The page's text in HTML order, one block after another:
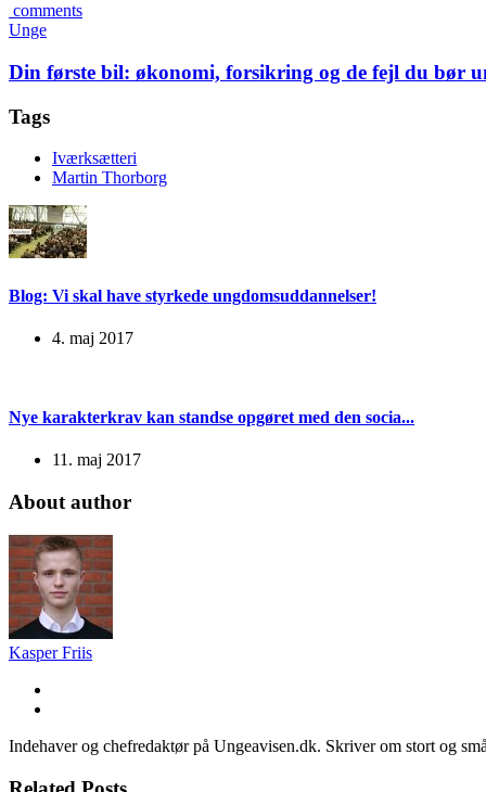
comments
Unge
Din første bil: økonomi, forsikring og de fejl du bør
Tags
Iværksætteri
Martin Thorborg
Blog: Vi skal have styrkede ungdomsuddannelser!
4. maj 2017
Nye karakterkrav kan standse opgøret med den socia...
11. maj 2017
About author
Kasper Friis
Indehaver og chefredaktør på Ungeavisen.dk. Skriver om stort og